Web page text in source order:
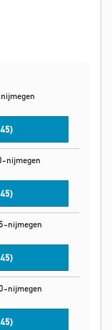
)
nijmegen
)
nijmegen
)
nijmegen
)